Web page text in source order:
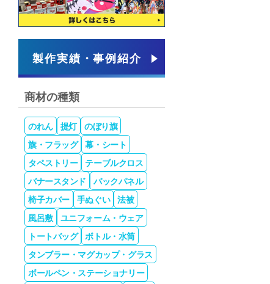
製作実績・事例紹介
商材の種類
のれん 提灯
のぼり旗
旗・フラッグ 幕・シート
タペストリー
テーブルクロス
バナースタンド
バックパネル
椅子カバー
手ぬぐい 法被
風呂敷
ユニフォーム・ウェア
トートバッグ ボトル・水筒
タンブラー・マグカップ・グラス
ボールペン・ステーショナリー